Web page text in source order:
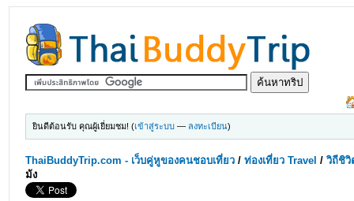
ยินดีต้อนรับ คุณผู้เยี่ยมชม! (เข้าสู่ระบบ — ลงทะเบียน)
ThaiBuddyTrip.com - เว็บคู่หูของคนชอบเที่ยว /ท่องเที่ยว Travel /วิถีชิ
ม้ง